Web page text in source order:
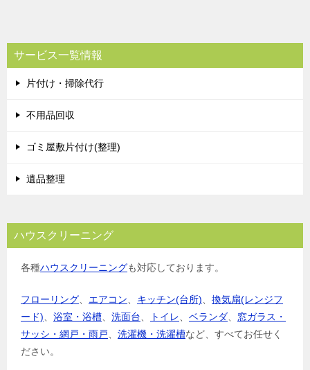
ビ
ゲ
ー
シ
サービス一覧情報
片付け・掃除代行
不用品回収
ゴミ屋敷片付け(整理)
遺品整理
ハウスクリーニング
各種ハウスクリーニングも対応しております。
フローリング、 エアコン、 キッチン(台所)、 換気扇(レンジフ
ード)、 浴室・浴槽、 洗面台、 トイレ、 ベランダ、 窓ガラス・
サッシ・網戸・雨戸、 洗濯機・洗濯槽など、すべてお任せく
ださい。